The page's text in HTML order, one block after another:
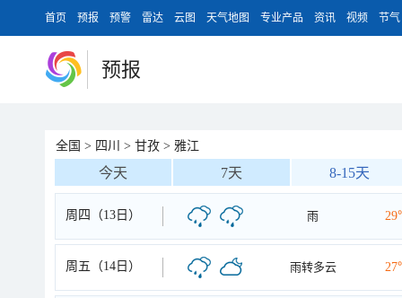
首页 预报 预警 雷达 云图 天气地图 专业产品 资讯 视频 节气
预报
全国 > 四川 > 甘孜 > 雅江
今天 7天 8-15天
周四（13日） 雨
周五（14日） 雨转多云